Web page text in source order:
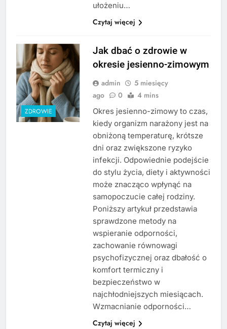
ułożeniu…
Czytaj więcej
ZDROWIE
Jak dbać o zdrowie w
okresie jesienno-zimowym
admin
5 miesięcy
ago
0 4 mins
Okres jesienno-zimowy to czas,
kiedy organizm narażony jest na
obniżoną temperaturę, krótsze
dni oraz zwiększone ryzyko
infekcji. Odpowiednie podejście
do stylu życia, diety i aktywności
może znacząco wpłynąć na
samopoczucie całej rodziny.
Poniższy artykuł przedstawia
sprawdzone metody na
wspieranie odporności,
zachowanie równowagi
psychofizycznej oraz dbałość o
komfort termiczny i
bezpieczeństwo w
najchłodniejszych miesiącach.
Wzmacnianie odporności…
Czytaj więcej